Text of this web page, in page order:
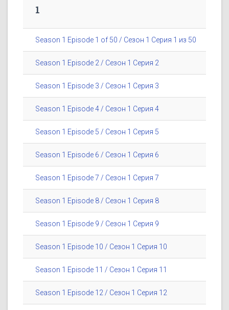
1
Season 1 Episode 1 of 50 / Сезон 1 Серия 1 из 50
Season 1 Episode 2 / Сезон 1 Серия 2
Season 1 Episode 3 / Сезон 1 Серия 3
Season 1 Episode 4 / Сезон 1 Серия 4
Season 1 Episode 5 / Сезон 1 Серия 5
Season 1 Episode 6 / Сезон 1 Серия 6
Season 1 Episode 7 / Сезон 1 Серия 7
Season 1 Episode 8 / Сезон 1 Серия 8
Season 1 Episode 9 / Сезон 1 Серия 9
Season 1 Episode 10 / Сезон 1 Серия 10
Season 1 Episode 11 / Сезон 1 Серия 11
Season 1 Episode 12 / Сезон 1 Серия 12